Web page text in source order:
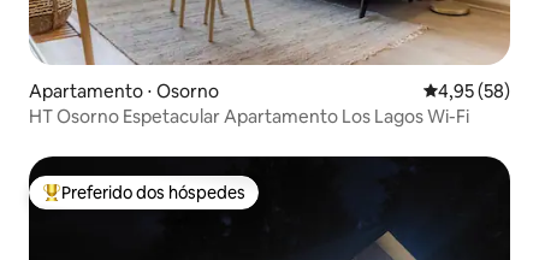
Apartamento ⋅ Osorno 4,95 de uma
4,95 (58)
HT Osorno Espetacular Apartamento Los Lagos Wi-Fi
Entre os melhores preferidos dos hóspedes
Preferido dos hóspedes